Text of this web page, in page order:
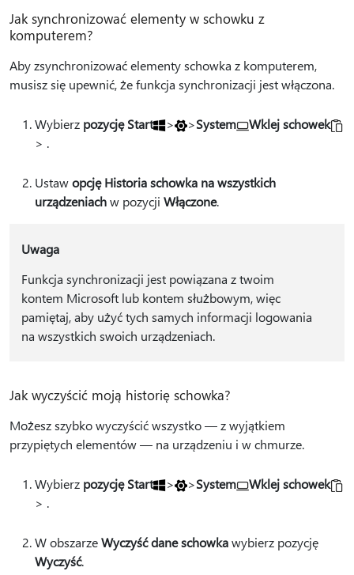
Jak synchronizować elementy w schowku z
komputerem?
Aby zsynchronizować elementy schowka z komputerem,
musisz się upewnić, że funkcja synchronizacji jest włączona.
Wybierz pozycję Start > >System
Wklej schowek
> .
Ustawopcję Historia schowka na wszystkich
urządzeniachw pozycji Włączone.
Uwaga
Funkcja synchronizacji jest powiązana z twoim
kontem Microsoft lub kontem służbowym, więc
pamiętaj, aby użyć tych samych informacji logowania
na wszystkich swoich urządzeniach.
Jak wyczyścić moją historię schowka?
Możesz szybko wyczyścić wszystko — z wyjątkiem
przypiętych elementów — na urządzeniu i w chmurze.
Wybierz pozycję Start > >System
Wklej schowek
> .
W obszarzeWyczyść dane schowkawybierz pozycję
Wyczyść.